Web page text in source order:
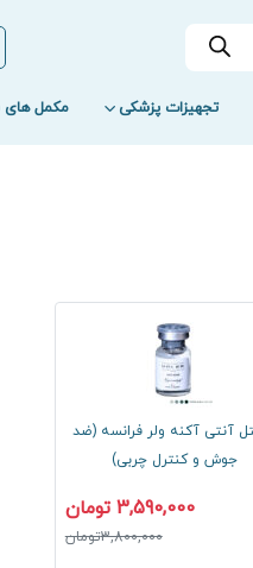
تجهیزات پزشکی مکمل
آنتی آکنه ولر فرانسه (ضد
جوش و کنترل چربی)
3,590,000 تومان
3,800,000تومان